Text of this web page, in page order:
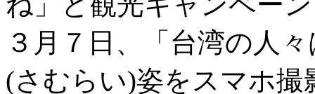
３月７日、「台湾の人
(さむらい)姿をスマホ